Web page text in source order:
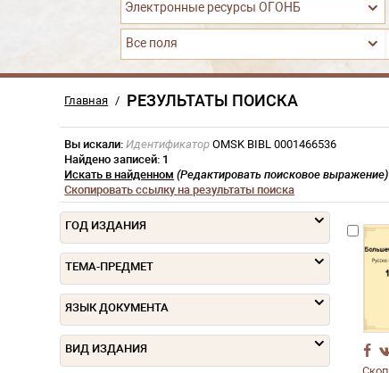
Электронные ресурсы ОГОНБ
Все поля
Главная / РЕЗУЛЬТАТЫ ПОИСКА
Вы искали: Идентификатор OMSK BIBL 0001466536
Найдено записей: 1
Искать в найденном (Редактировать поисковое выражение)
Скопировать ссылку на результаты поиска
ГОД ИЗДАНИЯ
ТЕМА-ПРЕДМЕТ
ЯЗЫК ДОКУМЕНТА
ВИД ИЗДАНИЯ